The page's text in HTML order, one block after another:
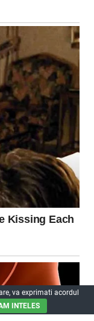
va exprimati acordul
INTELES